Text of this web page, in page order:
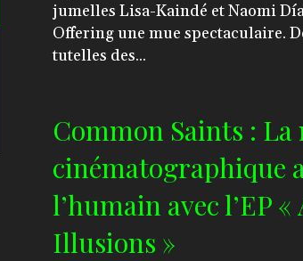
jumelles Lisa-Kaindé et Naomi
Offering une mue spectaculaire.
tutelles des...
Common Saints : La
cinématographique
l’humain avec l’EP «
Illusions »